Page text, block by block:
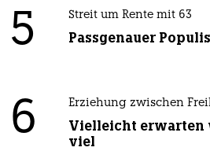
5 Streit um Rente mit 63
Passgenauer
6 Erziehung zwischen
Vielleicht erwarten
viel